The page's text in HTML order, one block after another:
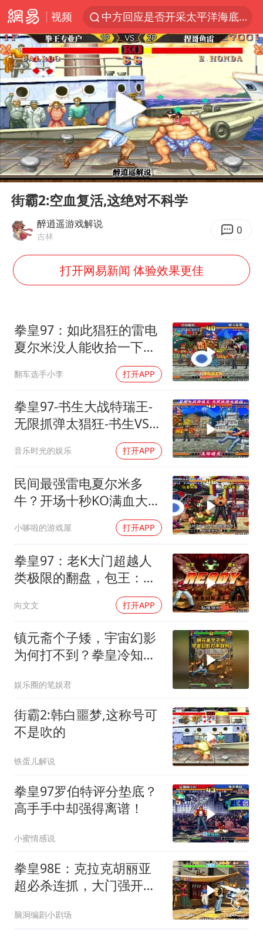
视频
中方回应是否开采太平洋海底稀土资源
昆明石林火把节
外交部发言人就广岛核爆81周年等答记者问
我国编制完成新版全月地质图
胡塞武装袭扰红海航运行动升级
郑国霖回应去景区上班被保安拦下
80后女柜员逆袭成4200亿银行副行长
感觉全东北都在等7号
女子利用漏洞0元薅走3000多件家电
村民谈“梅姨”：叫的其实是“媒姨”
把党建设得更加坚强有力
奋进开新局 实干挑大梁
Play
00:00 02:42
街霸2:空血复活,这绝对不科学
醉逍遥游戏解说
吉林 0
打开网易新闻 体验效果更佳
拳皇97：如此猖狂的雷电
夏尔米没人能收拾一下他
翻车选手小李 打开APP
拳皇97-书生大战特瑞王-
无限抓弹太猖狂-书生VS合
音乐时光的娱乐 打开APP
民间最强雷电夏尔米多
牛？开场十秒KO满血大
小哆啦的游戏屋 打开APP
拳皇97：老K大门超越人
类极限的翻盘，包王：我
向文文 打开APP
镇元斋个子矮，宇宙幻影
为何打不到？拳皇冷知识
娱乐圈的笔娱君
街霸2:韩白噩梦,这称号可
不是吹的
铁蛋儿解说
拳皇97罗伯特评分垫底？
高手手中却强得离谱！
小蜜情感说
拳皇98E：克拉克胡丽亚
超必杀连抓，大门强开投
脑洞编剧小剧场